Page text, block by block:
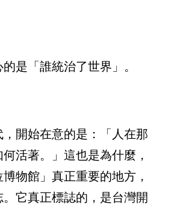
是「誰統治了世界」。
開始在意的是：「人在那
活著。」這也是為什麼，
博物館」真正重要的地方，
它真正標誌的，是台灣開